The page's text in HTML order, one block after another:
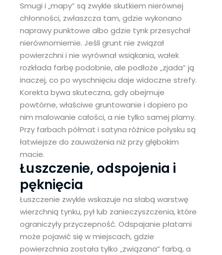
Smugi i „mapy” są zwykle skutkiem nierównej
chłonności, zwłaszcza tam, gdzie wykonano
naprawy punktowe albo gdzie tynk przesychał
nierównomiernie. Jeśli grunt nie związał
powierzchni i nie wyrównał wsiąkania, wałek
rozkłada farbę podobnie, ale podłoże „zjada” ją
inaczej, co po wyschnięciu daje widoczne strefy.
Korekta bywa skuteczna, gdy obejmuje
powtórne, właściwe gruntowanie i dopiero po
nim malowanie całości, a nie tylko samej plamy.
Przy farbach półmat i satyna różnice połysku są
łatwiejsze do zauważenia niż przy głębokim
macie.
Łuszczenie, odspojenia i
pęknięcia
Łuszczenie zwykle wskazuje na słabą warstwę
wierzchnią tynku, pył lub zanieczyszczenia, które
ograniczyły przyczepność. Odspajanie płatami
może pojawić się w miejscach, gdzie
powierzchnia została tylko „związana” farbą, a